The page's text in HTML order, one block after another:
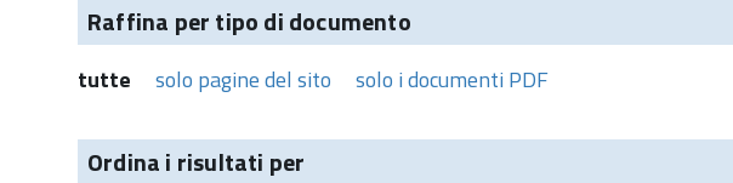
Raffina per tipo di documento
tutte solo pagine del sito solo i documenti PDF
Ordina i risultati per